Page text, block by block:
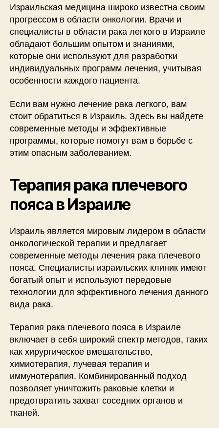
Израильская медицина широко известна своим
прогрессом в области онкологии. Врачи и
специалисты в области рака легкого в Израиле
обладают большим опытом и знаниями,
которые они используют для разработки
индивидуальных программ лечения, учитывая
особенности каждого пациента.
Если вам нужно лечение рака легкого, вам
стоит обратиться в Израиль. Здесь вы найдете
современные методы и эффективные
программы, которые помогут вам в борьбе с
этим опасным заболеванием.
Терапия рака плечевого
пояса в Израиле
Израиль является мировым лидером в области
онкологической терапии и предлагает
современные методы лечения рака плечевого
пояса. Специалисты израильских клиник имеют
богатый опыт и используют передовые
технологии для эффективного лечения данного
вида рака.
Терапия рака плечевого пояса в Израиле
включает в себя широкий спектр методов, таких
как хирургическое вмешательство,
химиотерапия, лучевая терапия и
иммунотерапия. Комбинированный подход
позволяет уничтожить раковые клетки и
предотвратить захват соседних органов и
тканей.